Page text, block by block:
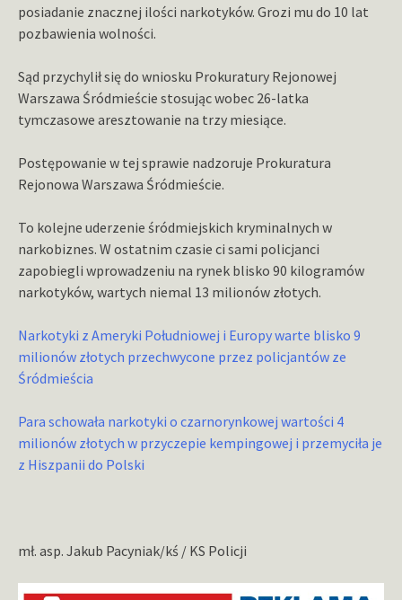
posiadanie znacznej ilości narkotyków. Grozi mu do 10 lat
pozbawienia wolności.
Sąd przychylił się do wniosku Prokuratury Rejonowej
Warszawa Śródmieście stosując wobec 26-latka
tymczasowe aresztowanie na trzy miesiące.
Postępowanie w tej sprawie nadzoruje Prokuratura
Rejonowa Warszawa Śródmieście.
To kolejne uderzenie śródmiejskich kryminalnych w
narkobiznes. W ostatnim czasie ci sami policjanci
zapobiegli wprowadzeniu na rynek blisko 90 kilogramów
narkotyków, wartych niemal 13 milionów złotych.
Narkotyki z Ameryki Południowej i Europy warte blisko 9
milionów złotych przechwycone przez policjantów ze
Śródmieścia
Para schowała narkotyki o czarnorynkowej wartości 4
milionów złotych w przyczepie kempingowej i przemyciła je
z Hiszpanii do Polski
mł. asp. Jakub Pacyniak/kś / KS Policji